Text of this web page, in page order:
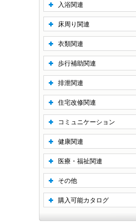
入浴関連
床周り関連
衣類関連
歩行補助関連
排泄関連
住宅改修関連
コミュニケーション
健康関連
医療・福祉関連
その他
購入可能カタログ